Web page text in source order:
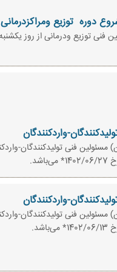
دوره ‌ توزیع ومراکزدرمانی
واردکنندگان
واردکنندگان